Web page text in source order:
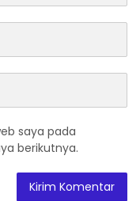
saya pada
berikutnya.